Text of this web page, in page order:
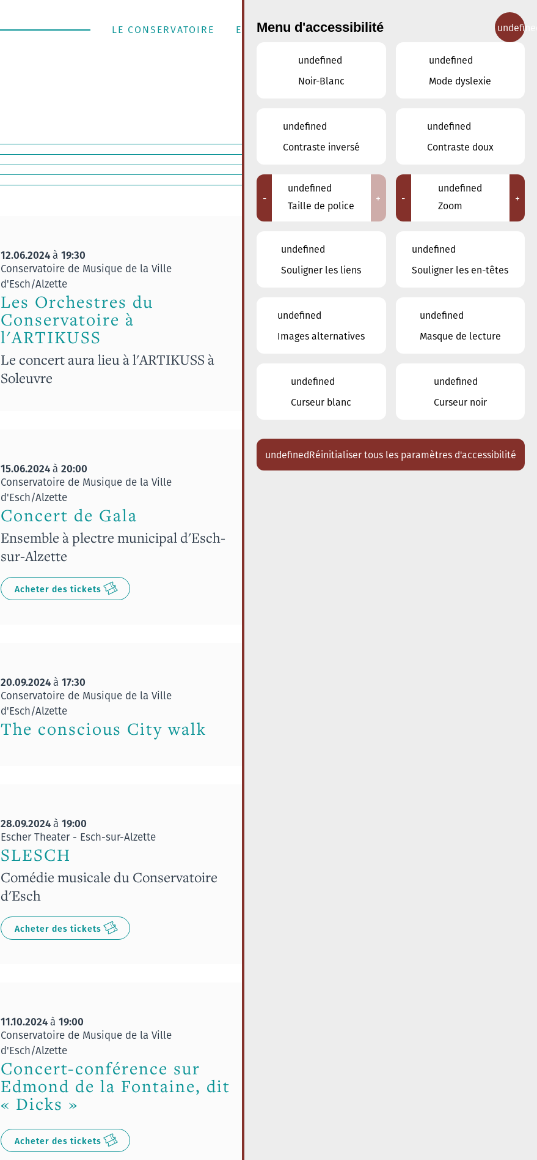
LE CONSERVATOIRE ENSEIGNEMENT MUSICAL CONTACT
12.06.2024à 19:30
Conservatoire de Musique de la Ville
d'Esch/Alzette
Les Orchestres du
Conservatoire à
l'ARTIKUSS
Le concert aura lieu à l'ARTIKUSS à
Soleuvre
15.06.2024à 20:00
Conservatoire de Musique de la Ville
d'Esch/Alzette
Concert de Gala
Ensemble à plectre municipal d'Esch-
sur-Alzette
Acheter des tickets
20.09.2024à 17:30
Conservatoire de Musique de la Ville
d'Esch/Alzette
The conscious City walk
28.09.2024à 19:00
Escher Theater - Esch-sur-Alzette
SLESCH
Comédie musicale du Conservatoire
d'Esch
Acheter des tickets
11.10.2024à 19:00
Conservatoire de Musique de la Ville
d'Esch/Alzette
Concert-conférence sur
Edmond de la Fontaine, dit
« Dicks »
Acheter des tickets
Lieux
Tous
Ariston
Conservatoire de Musique de la Ville
d'Esch/Alzette
Eglise décanale St. Joseph / Esch
Escher Theater - Esch-sur-Alzette
Restaurant FeVi Bosque
Menu d'accessibilité
undefined
Noir-Blanc
undefined
Mode dyslexie
undefined
Contraste inversé
undefined
Contraste doux
-
undefined
Taille de police
+ -
undefined
Zoom
+
undefined
Souligner les liens
undefined
Souligner les en-têtes
undefined
Images alternatives
undefined
Masque de lecture
undefined
Curseur blanc
undefined
Curseur noir
undefinedRéinitialiser tous les paramètres d'accessibilité